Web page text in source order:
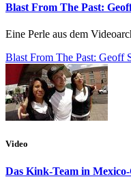
Blast From The Past:
Eine Perle aus dem
Blast From The Past: Geoff
Video
Das Kink-Team in